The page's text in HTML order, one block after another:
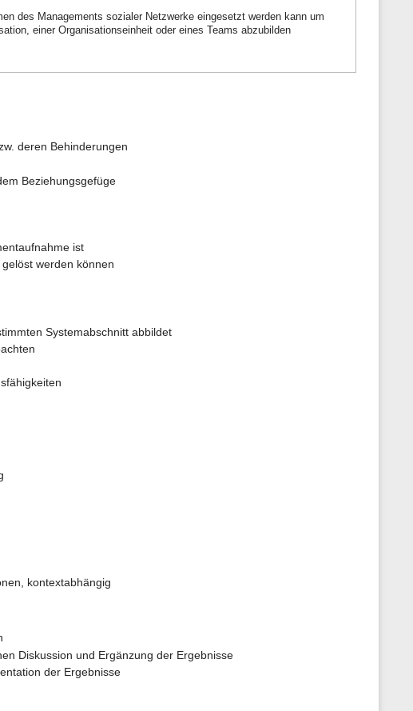
e
n
r
des Managements sozialer Netzwerke eingesetzt werden kann um
einer Organisationseinheit oder eines Teams abzubilden
deren Behinderungen
Beziehungsgefüge
ist
werden können
Systemabschnitt abbildet
kontextabhängig
Diskussion und Ergänzung der Ergebnisse
der Ergebnisse